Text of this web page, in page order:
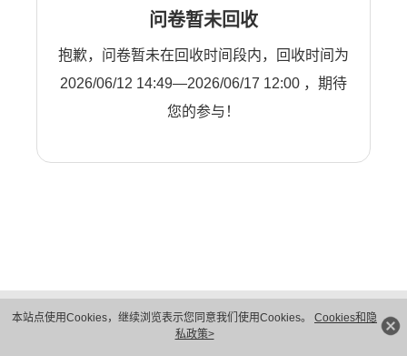
本站点使用Cookies，继续浏览表示您同意我们使用Cookies。 Cookies和隐
私政策>
问卷暂未回收
抱歉，问卷暂未在回收时间段内，回收时间为
2026/06/12 14:49—2026/06/17 12:00 ，期待
您的参与！
隐私保护
法律声明